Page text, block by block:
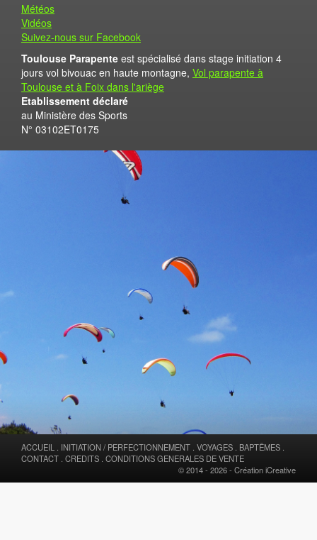
Météos
Vidéos
Suivez-nous sur Facebook
Toulouse Parapente est spécialisé dans stage initiation 4
jours vol bivouac en haute montagne, Vol parapente à
Toulouse et à Foix dans l'ariège
Etablissement déclaré
au Ministère des Sports
N° 03102ET0175
ACCUEIL INITIATION / PERFECTIONNEMENT VOYAGES BAPTÊMES
CONTACT CREDITS CONDITIONS GENERALES DE VENTE
© 2014 - 2026 - Création iCreative